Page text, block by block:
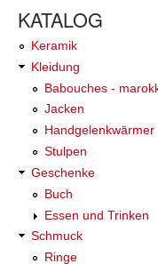
KATALOG
Keramik
Kleidung
Babouches -
Jacken
Handgelenkwärmer
Stulpen
Geschenke
Buch
Essen und Trinken
Schmuck
Ringe